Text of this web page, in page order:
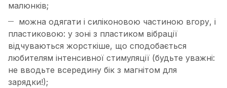
малюнків;
можна одягати і силіконовою частиною вгору, і
пластиковою: у зоні з пластиком вібрації
відчуваються жорсткіше, що сподобається
любителям інтенсивної стимуляції (будьте уважні:
не вводьте всередину бік з магнітом для
зарядки!);